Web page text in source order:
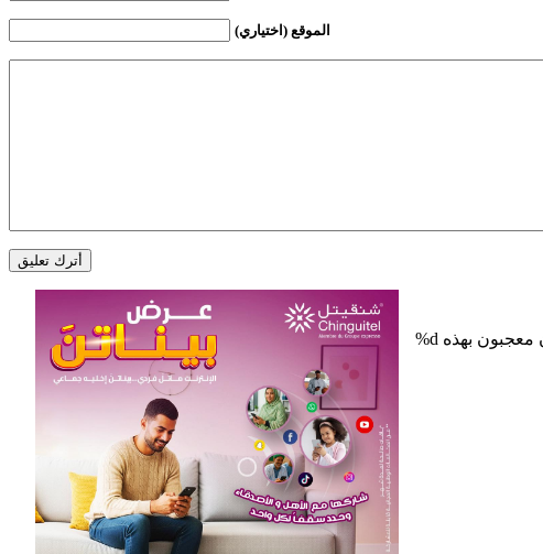
الموقع (اختياري)
%d